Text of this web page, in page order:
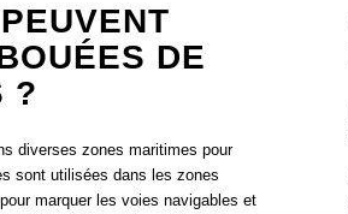
DE
?
diverses zones maritimes pour
sont utilisées dans les zones
marquer les voies navigables et